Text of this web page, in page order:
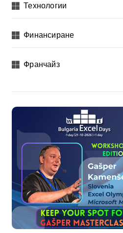
Технологии
Финансиране
Франчайз